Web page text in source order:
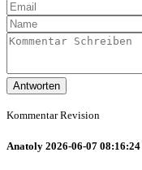
Antworten
Kommentar Revision
Anatoly 2026-06-07 08:16:24